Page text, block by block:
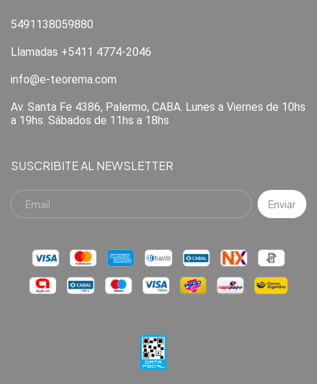
5491138059880
Llamadas +5411 4774-2046
info@e-teorema.com
Av. Santa Fe 4386, Palermo, CABA. Lunes a Viernes de 10hs
a 19hs. Sábados de 11hs a 18hs
SUSCRIBITE AL NEWSLETTER